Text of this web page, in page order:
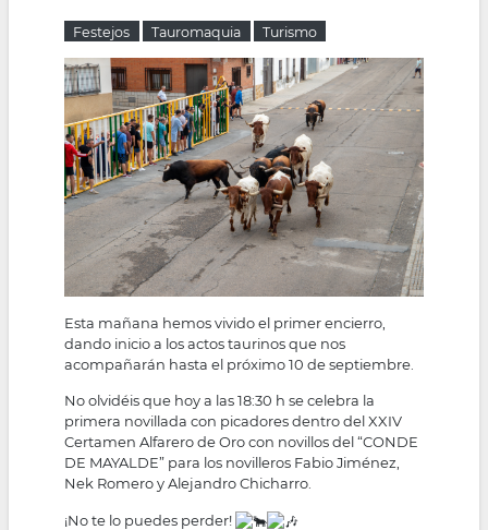
navegación
Festejos Tauromaquia Turismo
Esta mañana hemos vivido el primer encierro,
dando inicio a los actos taurinos que nos
acompañarán hasta el próximo 10 de septiembre.
No olvidéis que hoy a las 18:30 h se celebra la
primera novillada con picadores dentro del XXIV
Certamen Alfarero de Oro con novillos del “CONDE
DE MAYALDE” para los novilleros Fabio Jiménez,
Nek Romero y Alejandro Chicharro.
¡No te lo puedes perder!